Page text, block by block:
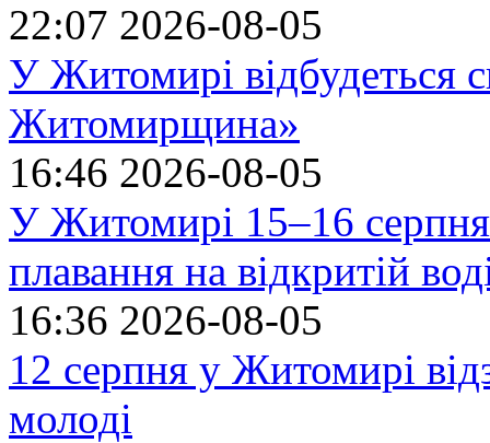
22:07 2026-08-05
У Житомирі відбудеться
Житомирщина»
16:46 2026-08-05
У Житомирі 15–16 серпня
плавання на відкритій
16:36 2026-08-05
12 серпня у Житомирі
молоді